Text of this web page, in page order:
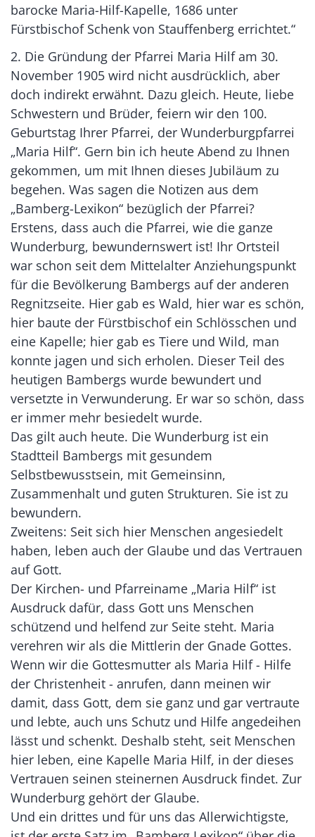
barocke Maria-Hilf-Kapelle, 1686 unter
Fürstbischof Schenk von Stauffenberg errichtet.“
2. Die Gründung der Pfarrei Maria Hilf am 30.
November 1905 wird nicht ausdrücklich, aber
doch indirekt erwähnt. Dazu gleich. Heute, liebe
Schwestern und Brüder, feiern wir den 100.
Geburtstag Ihrer Pfarrei, der Wunderburgpfarrei
„Maria Hilf“. Gern bin ich heute Abend zu Ihnen
gekommen, um mit Ihnen dieses Jubiläum zu
begehen. Was sagen die Notizen aus dem
„Bamberg-Lexikon“ bezüglich der Pfarrei?
Erstens, dass auch die Pfarrei, wie die ganze
Wunderburg, bewundernswert ist! Ihr Ortsteil
war schon seit dem Mittelalter Anziehungspunkt
für die Bevölkerung Bambergs auf der anderen
Regnitzseite. Hier gab es Wald, hier war es schön,
hier baute der Fürstbischof ein Schlösschen und
eine Kapelle; hier gab es Tiere und Wild, man
konnte jagen und sich erholen. Dieser Teil des
heutigen Bambergs wurde bewundert und
versetzte in Verwunderung. Er war so schön, dass
er immer mehr besiedelt wurde.
Das gilt auch heute. Die Wunderburg ist ein
Stadtteil Bambergs mit gesundem
Selbstbewusstsein, mit Gemeinsinn,
Zusammenhalt und guten Strukturen. Sie ist zu
bewundern.
Zweitens: Seit sich hier Menschen angesiedelt
haben, leben auch der Glaube und das Vertrauen
auf Gott.
Der Kirchen- und Pfarreiname „Maria Hilf“ ist
Ausdruck dafür, dass Gott uns Menschen
schützend und helfend zur Seite steht. Maria
verehren wir als die Mittlerin der Gnade Gottes.
Wenn wir die Gottesmutter als Maria Hilf - Hilfe
der Christenheit - anrufen, dann meinen wir
damit, dass Gott, dem sie ganz und gar vertraute
und lebte, auch uns Schutz und Hilfe angedeihen
lässt und schenkt. Deshalb steht, seit Menschen
hier leben, eine Kapelle Maria Hilf, in der dieses
Vertrauen seinen steinernen Ausdruck findet. Zur
Wunderburg gehört der Glaube.
Und ein drittes und für uns das Allerwichtigste,